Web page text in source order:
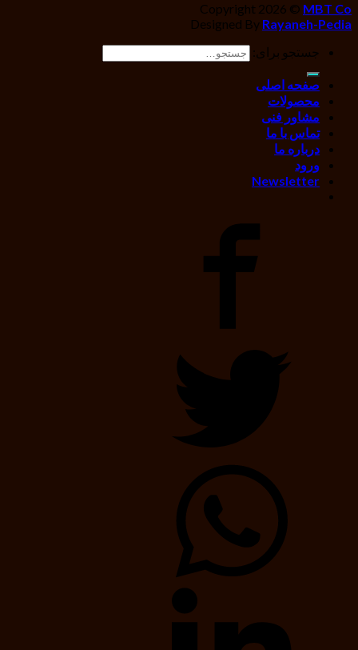
Copyright 2026 © MBT Co
Designed By Rayaneh-Pedia
جستجو برای:
صفحه اصلی
محصولات
مشاور فنی
تماس با ما
درباره ما
ورود
Newsletter